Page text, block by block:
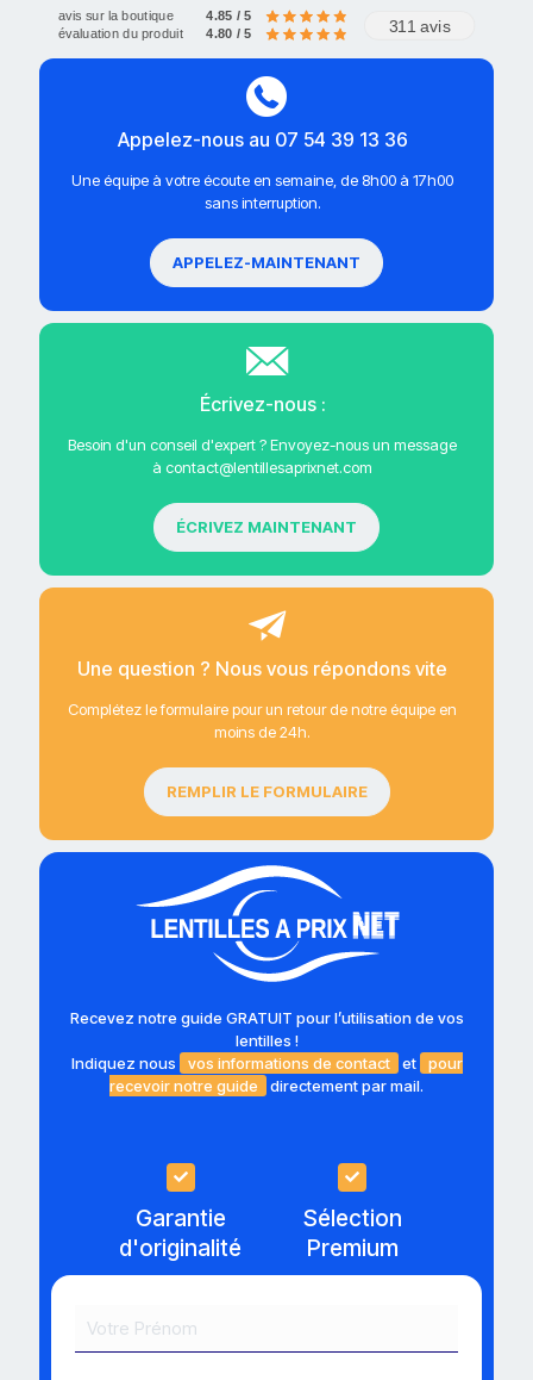
avis sur la boutique 4.85 / 5
évaluation du produit 4.80 / 5 311 avis
Appelez-nous au 07 54 39 13 36
Une équipe à votre écoute en semaine, de 8h00 à 17h00
sans interruption.
APPELEZ-MAINTENANT
Écrivez-nous :
Besoin d'un conseil d'expert ? Envoyez-nous un message
à contact@lentillesaprixnet.com
ÉCRIVEZ MAINTENANT
Une question ? Nous vous répondons vite
Complétez le formulaire pour un retour de notre équipe en
moins de 24h.
REMPLIR LE FORMULAIRE
Recevez notre guide GRATUIT pour l’utilisation de vos
lentilles !
Indiquez nous
vos informations de contact et
pour
recevoir notre guide
directement par mail.
Garantie
d'originalité
Sélection
Premium